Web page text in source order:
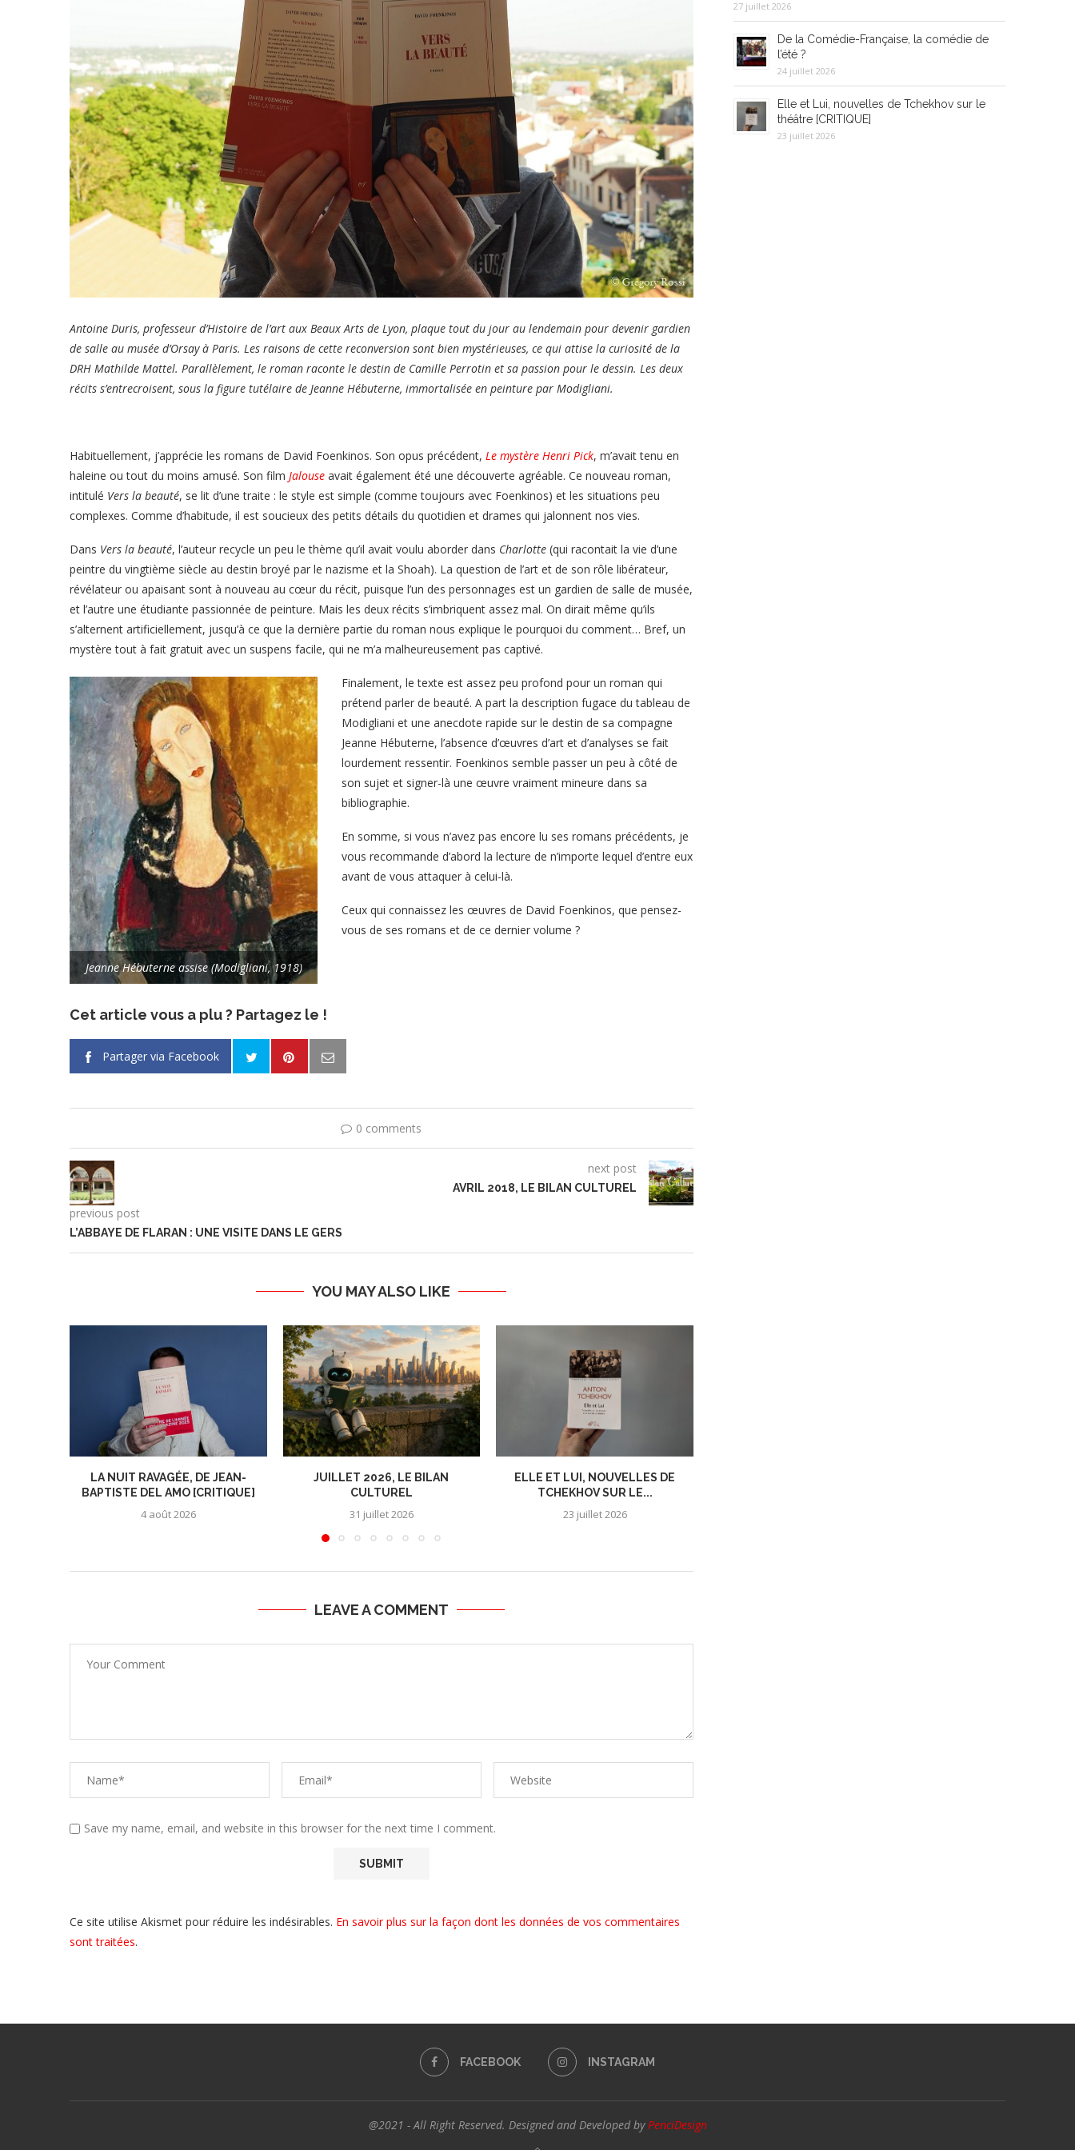
Antoine Duris, professeur d’Histoire de l’art aux Beaux Arts de Lyon, plaque tout du jour au lendemain pour devenir gardien
de salle au musée d’Orsay à Paris. Les raisons de cette reconversion sont bien mystérieuses, ce qui attise la curiosité de la
DRH Mathilde Mattel. Parallèlement, le roman raconte le destin de Camille Perrotin et sa passion pour le dessin. Les deux
récits s’entrecroisent, sous la figure tutélaire de Jeanne Hébuterne, immortalisée en peinture par Modigliani.
Habituellement, j’apprécie les romans de David Foenkinos. Son opus précédent, Le mystère Henri Pick, m’avait tenu en
haleine ou tout du moins amusé. Son film Jalouse avait également été une découverte agréable. Ce nouveau roman,
intitulé Vers la beauté, se lit d’une traite : le style est simple (comme toujours avec Foenkinos) et les situations peu
complexes. Comme d’habitude, il est soucieux des petits détails du quotidien et drames qui jalonnent nos vies.
Dans Vers la beauté, l’auteur recycle un peu le thème qu’il avait voulu aborder dans Charlotte (qui racontait la vie d’une
peintre du vingtième siècle au destin broyé par le nazisme et la Shoah). La question de l’art et de son rôle libérateur,
révélateur ou apaisant sont à nouveau au cœur du récit, puisque l’un des personnages est un gardien de salle de musée,
et l’autre une étudiante passionnée de peinture. Mais les deux récits s’imbriquent assez mal. On dirait même qu’ils
s’alternent artificiellement, jusqu’à ce que la dernière partie du roman nous explique le pourquoi du comment… Bref, un
mystère tout à fait gratuit avec un suspens facile, qui ne m’a malheureusement pas captivé.
Jeanne Hébuterne assise (Modigliani, 1918)
Finalement, le texte est assez peu profond pour un roman qui
prétend parler de beauté. A part la description fugace du tableau de
Modigliani et une anecdote rapide sur le destin de sa compagne
Jeanne Hébuterne, l’absence d’œuvres d’art et d’analyses se fait
lourdement ressentir. Foenkinos semble passer un peu à côté de
son sujet et signer-là une œuvre vraiment mineure dans sa
bibliographie.
En somme, si vous n’avez pas encore lu ses romans précédents, je
vous recommande d’abord la lecture de n’importe lequel d’entre eux
avant de vous attaquer à celui-là.
Ceux qui connaissez les œuvres de David Foenkinos, que pensez-
vous de ses romans et de ce dernier volume ?
Cet article vous a plu ? Partagez le !
Partager via Facebook
0 comments
previous post
L’ABBAYE DE FLARAN : UNE VISITE DANS LE GERS
next post
AVRIL 2018, LE BILAN CULTUREL
YOU MAY ALSO LIKE
LA NUIT RAVAGÉE, DE JEAN-
BAPTISTE DEL AMO [CRITIQUE]
4 août 2026
JUILLET 2026, LE BILAN
CULTUREL
31 juillet 2026
ELLE ET LUI, NOUVELLES DE
TCHEKHOV SUR LE...
23 juillet 2026
LEAVE A COMMENT
Save my name, email, and website in this browser for the next time I comment.
Ce site utilise Akismet pour réduire les indésirables. En savoir plus sur la façon dont les données de vos commentaires
sont traitées.
27 juillet 2026
De la Comédie-Française, la comédie de
l’été ?
24 juillet 2026
Elle et Lui, nouvelles de Tchekhov sur le
théâtre [CRITIQUE]
23 juillet 2026
FACEBOOK INSTAGRAM
@2021 - All Right Reserved. Designed and Developed by PenciDesign